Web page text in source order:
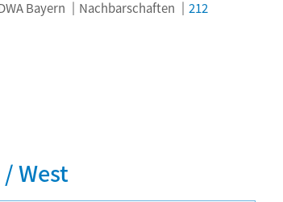
Bayern Nachbarschaften 212
West